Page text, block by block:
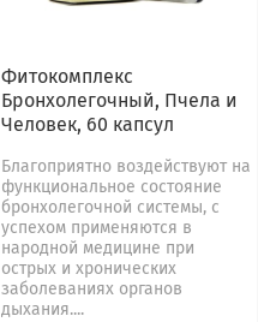
Фитокомплекс
Бронхолегочный, Пчела и
Человек, 60 капсул
Благоприятно воздействуют на
функциональное состояние
бронхолегочной системы, с
успехом применяются в
народной медицине при
острых и хронических
заболеваниях органов
дыхания....